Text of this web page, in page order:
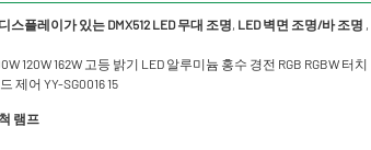
스플레이가 있는 DMX512 LED 무대 조명 LED 벽면 조명/바 조명
램프